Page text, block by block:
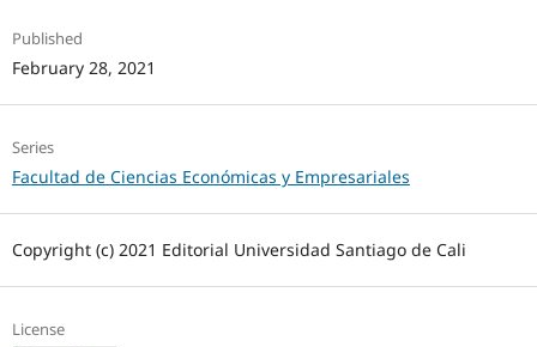
Published
February 28, 2021
Series
Facultad de Ciencias Económicas y Empresariales
Copyright (c) 2021 Editorial Universidad Santiago de Cali
License